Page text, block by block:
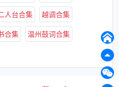
人台合集 越调合集
合集 温州鼓词合集